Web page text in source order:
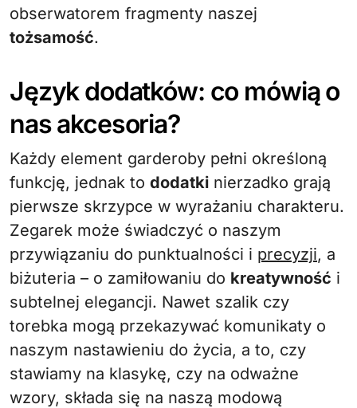
obserwatorem fragmenty naszej
tożsamość.
Język dodatków: co mówią o
nas akcesoria?
Każdy element garderoby pełni określoną
funkcję, jednak to dodatki nierzadko grają
pierwsze skrzypce w wyrażaniu charakteru.
Zegarek może świadczyć o naszym
przywiązaniu do punktualności i precyzji, a
biżuteria – o zamiłowaniu do kreatywność i
subtelnej elegancji. Nawet szalik czy
torebka mogą przekazywać komunikaty o
naszym nastawieniu do życia, a to, czy
stawiamy na klasykę, czy na odważne
wzory, składa się na naszą modową